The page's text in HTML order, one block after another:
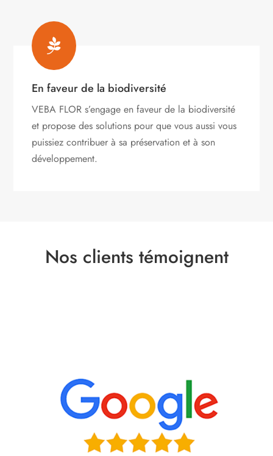

En faveur de la biodiversité
VEBA FLOR s’engageen faveur de la biodiversité
et propose des solutions pour que vous aussi vous
puissiez contribuer à sa préservation et à son
développement.
Nos clients témoignent